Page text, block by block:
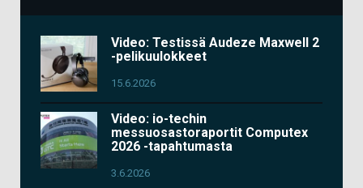
Video: Testissä Audeze Maxwell 2
-pelikuulokkeet
15.6.2026
Video: io-techin
messuosastoraportit Computex
2026 -tapahtumasta
3.6.2026